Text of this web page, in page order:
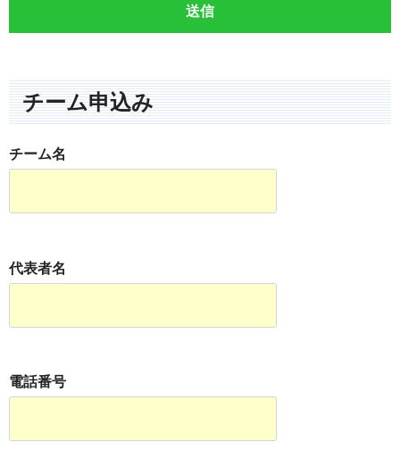
チーム申込み
チーム名
代表者名
電話番号